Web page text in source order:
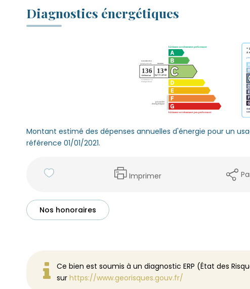
Diagnostics énergétiques
Montant estimé des dépenses annuelles d'énergie pour un
référence 01/01/2021.
Imprimer
Nos honoraires
Ce bien est soumis à un diagnostic ERP (État des
sur https://www.georisques.gouv.fr/